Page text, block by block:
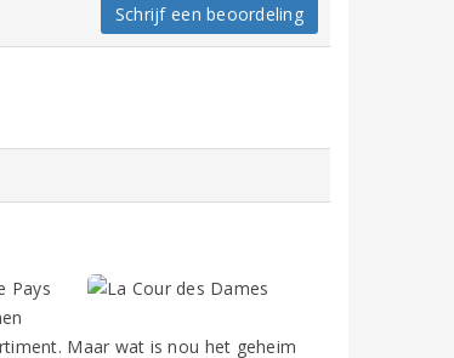
Schrijf een beoordeling
Pays
Maar wat is nou het geheim